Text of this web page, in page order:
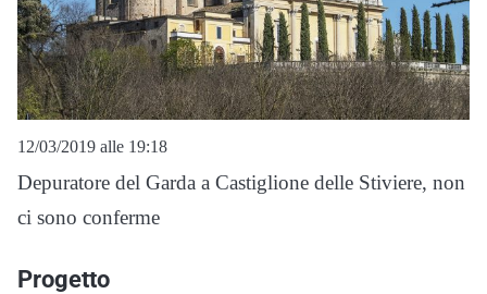
12/03/2019 alle 19:18
Depuratore del Garda a Castiglione delle Stiviere, non
ci sono conferme
Progetto